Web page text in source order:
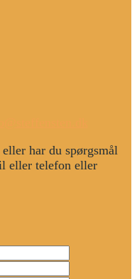
har du spørgsmål
eller telefon eller